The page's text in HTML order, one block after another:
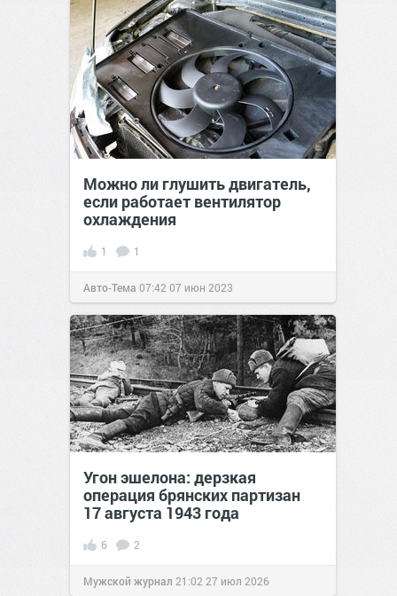
Можно ли глушить двигатель,
если работает вентилятор
охлаждения
1 1
Авто-Тема 07:42 07 июн 2023
Угон эшелона: дерзкая
операция брянских партизан
17 августа 1943 года
6 2
Мужской журнал 21:02 27 июл 2026